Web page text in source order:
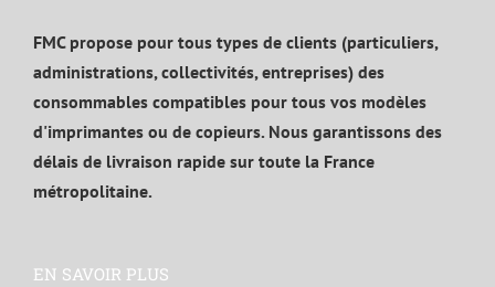
FMC propose pour tous types de clients (particuliers,
administrations, collectivités, entreprises) des
consommables compatibles pour tous vos modèles
d'imprimantes ou de copieurs. Nous garantissons des
délais de livraison rapide sur toute la France
métropolitaine.
EN SAVOIR PLUS